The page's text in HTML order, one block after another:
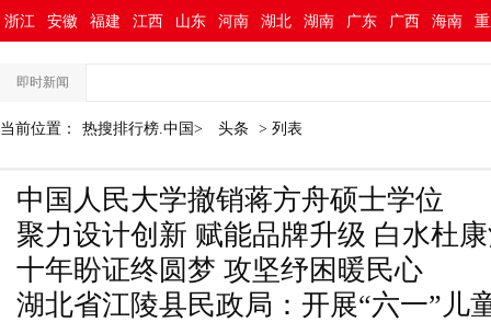
浙江 安徽 福建 江西 山东 河南 湖北 湖南 广东 广西 海南
即时新闻
当前位置： 热搜排行榜.中国> 头条 > 列表
中国人民大学撤销蒋方舟硕士学位
聚力设计创新 赋能品牌升级 白水杜
担任首席酒体设计师顾问
十年盼证终圆梦 攻坚纾困暖民心
湖北省江陵县民政局：开展“六一”儿